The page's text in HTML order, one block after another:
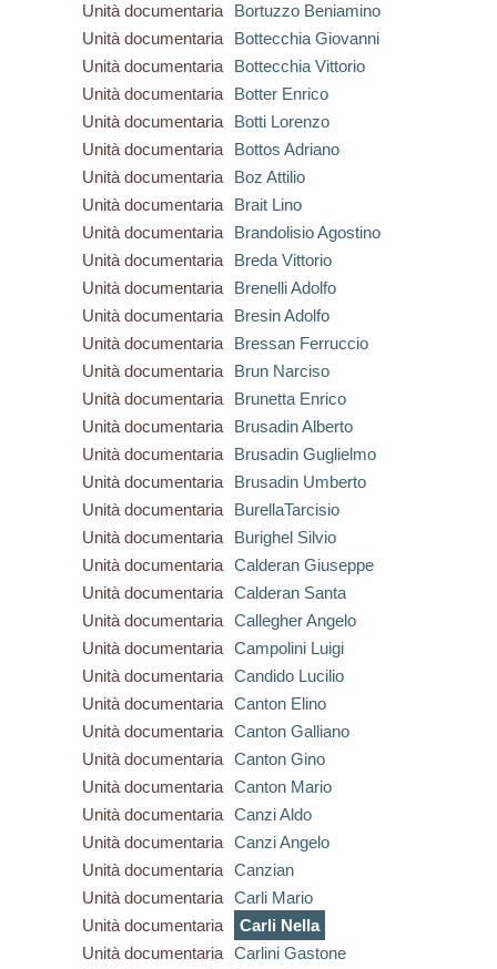
Unità documentaria
Bortuzzo Beniamino
Unità documentaria
Bottecchia Giovanni
Unità documentaria
Bottecchia Vittorio
Unità documentaria
Botter Enrico
Unità documentaria
Botti Lorenzo
Unità documentaria
Bottos Adriano
Unità documentaria
Boz Attilio
Unità documentaria
Brait Lino
Unità documentaria
Brandolisio Agostino
Unità documentaria
Breda Vittorio
Unità documentaria
Brenelli Adolfo
Unità documentaria
Bresin Adolfo
Unità documentaria
Bressan Ferruccio
Unità documentaria
Brun Narciso
Unità documentaria
Brunetta Enrico
Unità documentaria
Brusadin Alberto
Unità documentaria
Brusadin Guglielmo
Unità documentaria
Brusadin Umberto
Unità documentaria
BurellaTarcisio
Unità documentaria
Burighel Silvio
Unità documentaria
Calderan Giuseppe
Unità documentaria
Calderan Santa
Unità documentaria
Callegher Angelo
Unità documentaria
Campolini Luigi
Unità documentaria
Candido Lucilio
Unità documentaria
Canton Elino
Unità documentaria
Canton Galliano
Unità documentaria
Canton Gino
Unità documentaria
Canton Mario
Unità documentaria
Canzi Aldo
Unità documentaria
Canzi Angelo
Unità documentaria
Canzian
Unità documentaria
Carli Mario
Unità documentaria
Carli Nella
Unità documentaria
Carlini Gastone